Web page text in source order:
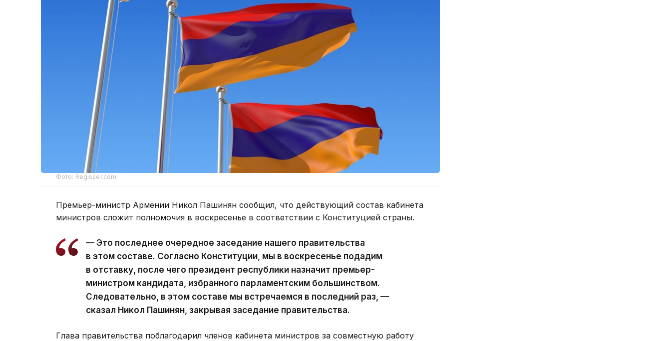
Фото: Regisser.com
Премьер-министр Армении Никол Пашинян сообщил, что действующий состав кабинета
министров сложит полномочия в воскресенье в соответствии с Конституцией страны.
— Это последнее очередное заседание нашего правительства
в этом составе. Согласно Конституции, мы в воскресенье подадим
в отставку, после чего президент республики назначит премьер-
министром кандидата, избранного парламентским большинством.
Следовательно, в этом составе мы встречаемся в последний раз, —
сказал Никол Пашинян, закрывая заседание правительства.
Глава правительства поблагодарил членов кабинета министров за совместную работу